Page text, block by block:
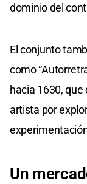
dominio del
El conjunto
como
hacia 1630,
artista por
Un